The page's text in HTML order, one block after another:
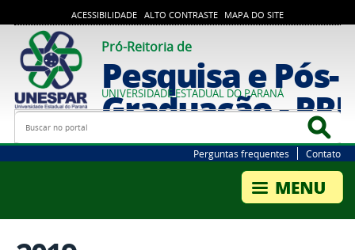
ACESSIBILIDADE ALTO CONTRASTE MAPA DO SITE
Pró-Reitoria de
Pesquisa e Pós-
Graduação -
UNIVERSIDADE ESTADUAL DO PARANÁ
Busca
Perguntas frequentes Contato